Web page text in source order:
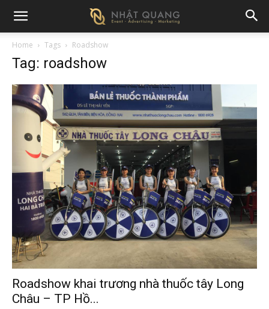
Home Tags Roadshow
Tag: roadshow
Roadshow khai trương nhà thuốc tây Long
Châu – TP Hồ...